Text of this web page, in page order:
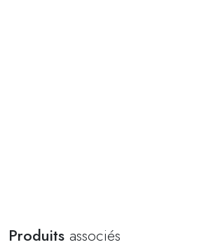
Produits associés